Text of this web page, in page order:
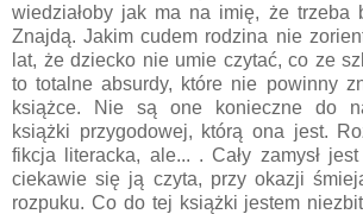
wiedziałoby jak ma na imię, że trzeba
Znajdą. Jakim cudem rodzina nie
lat, że dziecko nie umie czytać, co ze
to totalne absurdy, które nie powinny
książce. Nie są one konieczne do
książki przygodowej, którą ona jest.
fikcja literacka, ale... . Cały zamysł
ciekawie się ją czyta, przy okazji
rozpuku. Co do tej książki jestem